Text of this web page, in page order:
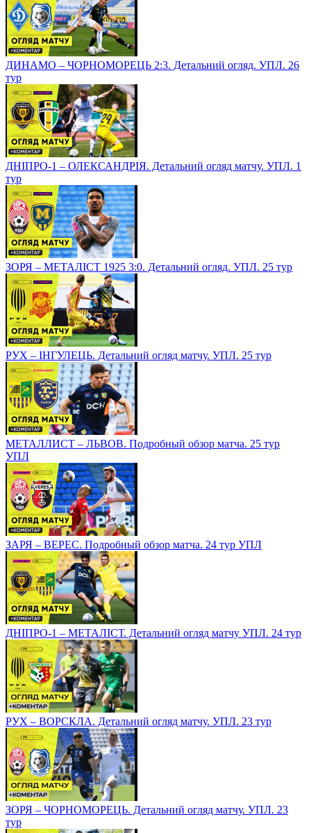
ДИНАМО – ЧОРНОМОРЕЦЬ 2:3. Детальний огляд. УПЛ. 26
тур
ДНІПРО-1 – ОЛЕКСАНДРІЯ. Детальний огляд матчу. УПЛ. 1
тур
ЗОРЯ – МЕТАЛІСТ 1925 3:0. Детальний огляд. УПЛ. 25 тур
РУХ – ІНГУЛЕЦЬ. Детальний огляд матчу. УПЛ. 25 тур
МЕТАЛЛИСТ – ЛЬВОВ. Подробный обзор матча. 25 тур
УПЛ
ЗАРЯ – ВЕРЕС. Подробный обзор матча. 24 тур УПЛ
ДНІПРО-1 – МЕТАЛІСТ. Детальний огляд матчу УПЛ. 24 тур
РУХ – ВОРСКЛА. Детальний огляд матчу. УПЛ. 23 тур
ЗОРЯ – ЧОРНОМОРЕЦЬ. Детальний огляд матчу. УПЛ. 23
тур